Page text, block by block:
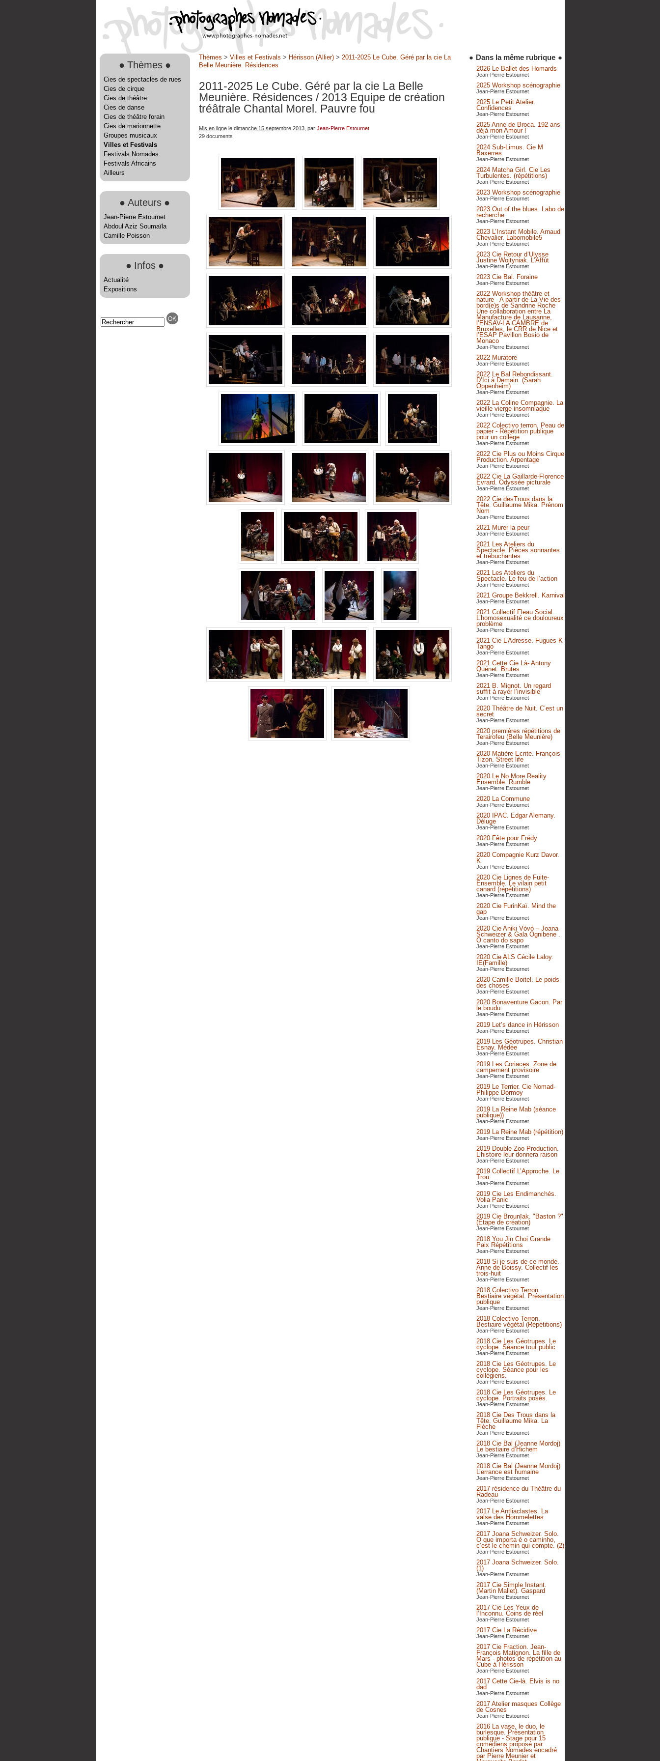
● Thèmes ●
Cies de spectacles de rues
Cies de cirque
Cies de théâtre
Cies de danse
Cies de théâtre forain
Cies de marionnette
Groupes musicaux
Villes et Festivals
Festivals Nomades
Festivals Africains
Ailleurs
● Auteurs ●
Jean-Pierre Estournet
Abdoul Aziz Soumaïla
Camille Poisson
● Infos ●
Actualité
Expositions
Thèmes > Villes et Festivals > Hérisson (Allier)> 2011-2025 Le Cube. Géré par la cie La
Belle Meunière. Résidences
2011-2025 Le Cube. Géré par la cie La Belle
Meunière. Résidences / 2013 Equipe de création
tréâtrale Chantal Morel. Pauvre fou
Mis en ligne le dimanche 15 septembre 2013, par Jean-Pierre Estournet
29 documents
● Dans la même rubrique ●
2026 Le Ballet des Homards
Jean-Pierre Estournet
2025 Workshop scénographie
Jean-Pierre Estournet
2025 Le Petit Atelier.
Confidences
Jean-Pierre Estournet
2025 Anne de Broca. 192 ans
déjà mon Amour !
Jean-Pierre Estournet
2024 Sub-Limus. Cie M
Baxerres
Jean-Pierre Estournet
2024 Matcha Girl. Cie Les
Turbulentes. (répétitions)
Jean-Pierre Estournet
2023 Workshop scénographie
Jean-Pierre Estournet
2023 Out of the blues. Labo de
recherche
Jean-Pierre Estournet
2023 L’Instant Mobile. Arnaud
Chevalier. Labomobile5
Jean-Pierre Estournet
2023 Cie Retour d’Ulysse
Justine Wojtyniak. L’Affût
Jean-Pierre Estournet
2023 Cie Bal. Foraine
Jean-Pierre Estournet
2022 Workshop théâtre et
nature - A partir de La Vie des
bord(e)s de Sandrine Roche
Une collaboration entre La
Manufacture de Lausanne,
l’ENSAV-LA CAMBRE de
Bruxelles, le CRR de Nice et
l’ESAP Pavillon Bosio de
Monaco
Jean-Pierre Estournet
2022 Muratore
Jean-Pierre Estournet
2022 Le Bal Rebondissant.
D’Ici à Demain. (Sarah
Oppenheim)
Jean-Pierre Estournet
2022 La Coline Compagnie. La
vieille vierge insomniaque
Jean-Pierre Estournet
2022 Colectivo terron. Peau de
papier - Répétition publique
pour un collège
Jean-Pierre Estournet
2022 Cie Plus ou Moins Cirque
Production. Arpentage
Jean-Pierre Estournet
2022 Cie La Gaillarde-Florence
Evrard. Odyssée picturale
Jean-Pierre Estournet
2022 Cie desTrous dans la
Tête. Guillaume Mika. Prénom
Nom
Jean-Pierre Estournet
2021 Murer la peur
Jean-Pierre Estournet
2021 Les Ateliers du
Spectacle. Pièces sonnantes
et trébuchantes
Jean-Pierre Estournet
2021 Les Ateliers du
Spectacle. Le feu de l’action
Jean-Pierre Estournet
2021 Groupe Bekkrell. Karnival
Jean-Pierre Estournet
2021 Collectif Fleau Social.
L’homosexualité ce douloureux
problème
Jean-Pierre Estournet
2021 Cie L’Adresse. Fugues K
Tango
Jean-Pierre Estournet
2021 Cette Cie Là- Antony
Quénet. Brutes
Jean-Pierre Estournet
2021 B. Mignot. Un regard
suffit à rayer l’invisible
Jean-Pierre Estournet
2020 Théâtre de Nuit. C’est un
secret
Jean-Pierre Estournet
2020 premières répétitions de
Terairofeu (Belle Meunière)
Jean-Pierre Estournet
2020 Matière Ecrite. François
Tizon. Street life
Jean-Pierre Estournet
2020 Le No More Reality
Ensemble. Rumble
Jean-Pierre Estournet
2020 La Commune
Jean-Pierre Estournet
2020 IPAC. Edgar Alemany.
Déluge
Jean-Pierre Estournet
2020 Fête pour Frédy
Jean-Pierre Estournet
2020 Compagnie Kurz Davor.
K
Jean-Pierre Estournet
2020 Cie Lignes de Fuite-
Ensemble. Le vilain petit
canard (répétitions)
Jean-Pierre Estournet
2020 Cie FurinKaï. Mind the
gap
Jean-Pierre Estournet
2020 Cie Aniki Vóvó – Joana
Schweizer & Gala Ognibene .
O canto do sapo
Jean-Pierre Estournet
2020 Cie ALS Cécile Laloy.
IE(Famille)
Jean-Pierre Estournet
2020 Camille Boitel. Le poids
des choses
Jean-Pierre Estournet
2020 Bonaventure Gacon. Par
le boudu.
Jean-Pierre Estournet
2019 Let’s dance in Hérisson
Jean-Pierre Estournet
2019 Les Géotrupes. Christian
Esnay. Médée
Jean-Pierre Estournet
2019 Les Coriaces. Zone de
campement provisoire
Jean-Pierre Estournet
2019 Le Terrier. Cie Nomad-
Philippe Dormoy
Jean-Pierre Estournet
2019 La Reine Mab (séance
publique))
Jean-Pierre Estournet
2019 La Reine Mab (répétition)
Jean-Pierre Estournet
2019 Double Zoo Production.
L’histoire leur donnera raison
Jean-Pierre Estournet
2019 Collectif L’Approche. Le
Trou
Jean-Pierre Estournet
2019 Cie Les Endimanchés.
Volia Panic
Jean-Pierre Estournet
2019 Cie Brounïak. "Baston ?"
(Etape de création)
Jean-Pierre Estournet
2018 You Jin Choi Grande
Paix Répétitions
Jean-Pierre Estournet
2018 Si je suis de ce monde.
Anne de Boissy. Collectif les
trois-huit
Jean-Pierre Estournet
2018 Colectivo Terron.
Bestiaire végétal. Présentation
publique
Jean-Pierre Estournet
2018 Colectivo Terron.
Bestiaire végétal (Répétitions)
Jean-Pierre Estournet
2018 Cie Les Géotrupes. Le
cyclope. Séance tout public
Jean-Pierre Estournet
2018 Cie Les Géotrupes. Le
cyclope. Séance pour les
collégiens.
Jean-Pierre Estournet
2018 Cie Les Géotrupes. Le
cyclope. Portraits posés.
Jean-Pierre Estournet
2018 Cie Des Trous dans la
Tête. Guillaume Mika. La
Flèche
Jean-Pierre Estournet
2018 Cie Bal (Jeanne Mordoj)
Le bestiaire d’Hichem
Jean-Pierre Estournet
2018 Cie Bal (Jeanne Mordoj)
L’errance est humaine
Jean-Pierre Estournet
2017 résidence du Théâtre du
Radeau
Jean-Pierre Estournet
2017 Le Antliaclastes. La
valse des Hommelettes
Jean-Pierre Estournet
2017 Joana Schweizer. Solo.
O que importa é o caminho,
c’est le chemin qui compte. (2)
Jean-Pierre Estournet
2017 Joana Schweizer. Solo.
(1)
Jean-Pierre Estournet
2017 Cie Simple Instant.
(Martin Mallet). Gaspard
Jean-Pierre Estournet
2017 Cie Les Yeux de
l’Inconnu. Coins de réel
Jean-Pierre Estournet
2017 Cie La Récidive
Jean-Pierre Estournet
2017 Cie Fraction. Jean-
François Matignon. La fille de
Mars - photos de répétition au
Cube à Hérisson
Jean-Pierre Estournet
2017 Cette Cie-là. Elvis is no
dad
Jean-Pierre Estournet
2017 Atelier masques Collège
de Cosnes
Jean-Pierre Estournet
2016 La vase, le duo, le
burlesque. Présentation
publique - Stage pour 15
comédiens proposé par
Chantiers Nomades encadré
par Pierre Meunier et